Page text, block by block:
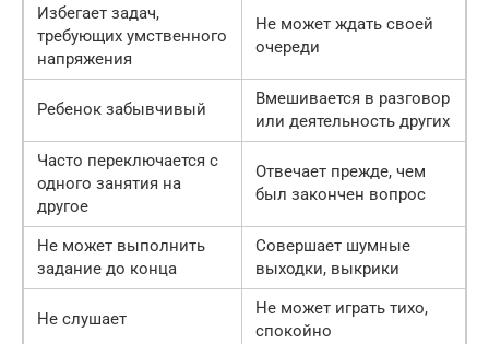
Избегает задач,
требующих умственного
напряжения
Не может ждать своей
очереди
Ребенок забывчивый
Вмешивается в разговор
или деятельность других
Часто переключается с
одного занятия на
другое
Отвечает прежде, чем
был закончен вопрос
Не может выполнить
задание до конца
Совершает шумные
выходки, выкрики
Не слушает
Не может играть тихо,
спокойно